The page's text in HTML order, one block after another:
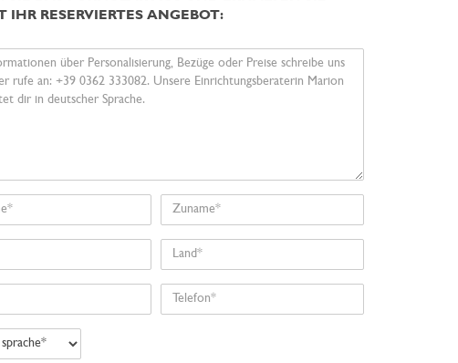
IHR RESERVIERTES ANGEBOT:
Zuname
Land
Telefon